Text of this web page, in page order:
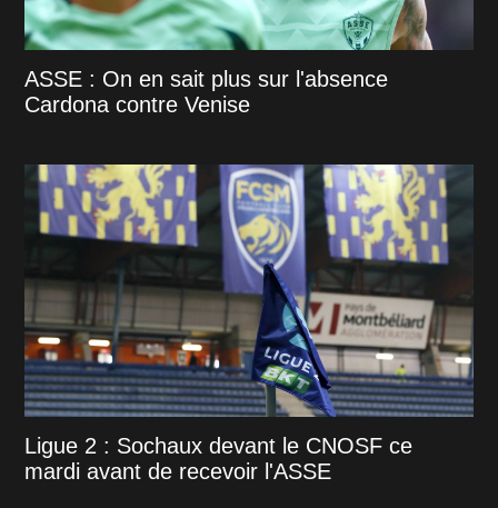
ASSE : On en sait plus sur l'absence
Cardona contre Venise
Ligue 2 : Sochaux devant le CNOSF ce
mardi avant de recevoir l'ASSE